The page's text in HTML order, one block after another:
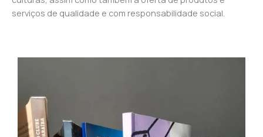
serviços de qualidade e com responsabilidade social.